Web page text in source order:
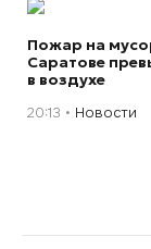
Пожар на
Саратове
в воздухе
20:13 Новости